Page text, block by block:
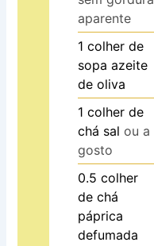
aparente
1 colher de
sopa azeite
de oliva
1 colher de
chá sal ou a
gosto
0.5 colher
de chá
páprica
defumada